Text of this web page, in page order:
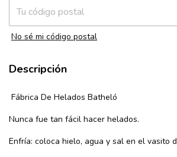
No sé mi código postal
Descripción
Fábrica De Helados Batheló
Nunca fue tan fácil hacer helados.
Enfría: coloca hielo, agua y sal en el vasito